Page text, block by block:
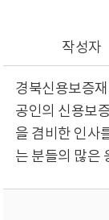
작성자
경북신용보증
공인의 신용보
을 겸비한 인사
는 분들의 많은